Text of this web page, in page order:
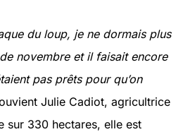
du loup, je ne dormais plus
novembre et il faisait encore
pas prêts pour qu’on
Julie Cadiot, agricultrice
sur 330 hectares, elle est